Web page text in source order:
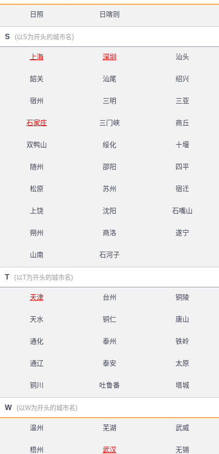
日照 日喀则
S (以S为开头的城市名)
上海 深圳 汕头
韶关 汕尾 绍兴
宿州 三明 三亚
石家庄 三门峡 商丘
双鸭山 绥化 十堰
随州 邵阳 四平
松原 苏州 宿迁
上饶 沈阳 石嘴山
朔州 商洛 遂宁
山南 石河子
T (以T为开头的城市名)
天津 台州 铜陵
天水 铜仁 唐山
通化 泰州 铁岭
通辽 泰安 太原
铜川 吐鲁番 塔城
W (以W为开头的城市名)
温州 芜湖 武威
梧州 武汉 无锡